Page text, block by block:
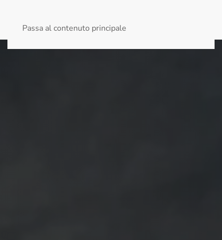
Passa al contenuto principale